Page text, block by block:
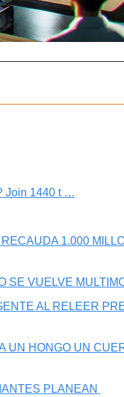
Join 1440 t …
1.000
SE VUELVE
AL RELEER
UN HONGO UN
PLANEAN